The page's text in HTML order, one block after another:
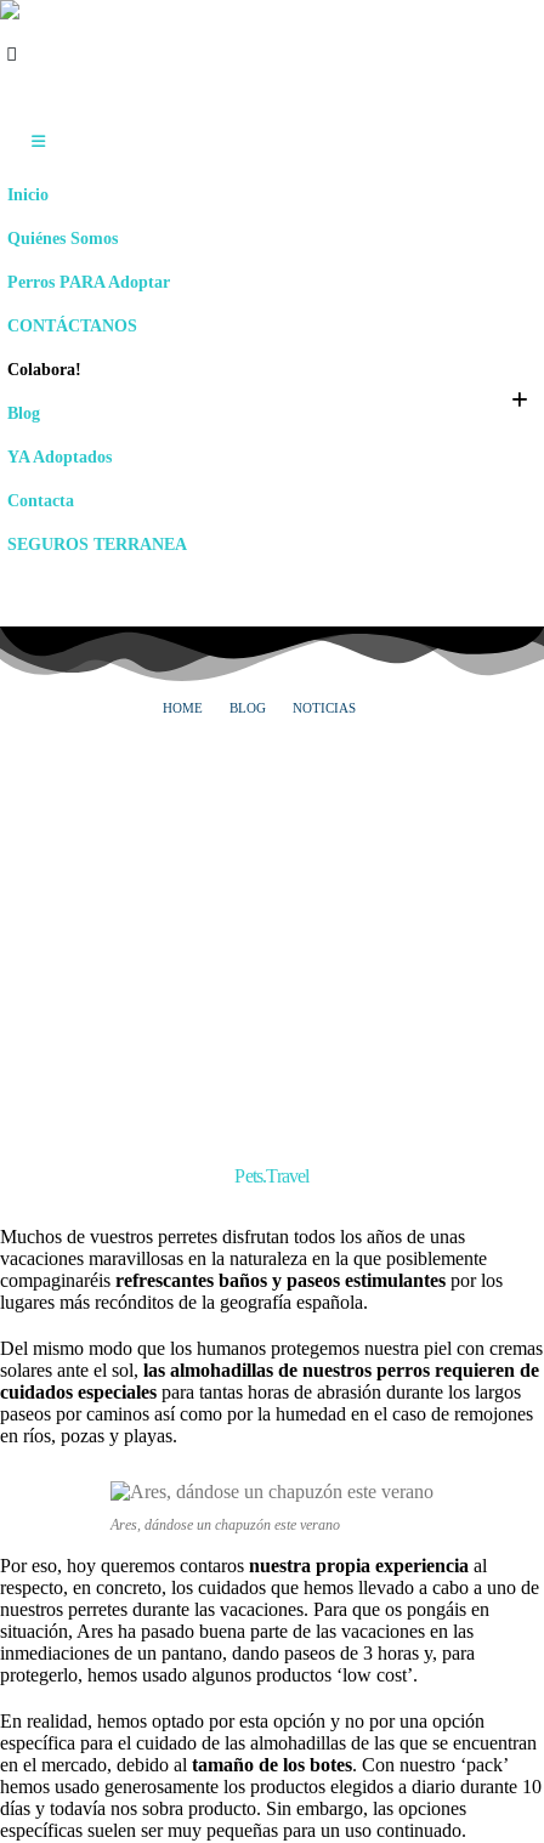
Inicio
Quiénes Somos
Perros PARA Adoptar
CONTÁCTANOS
Colabora!
Blog
YA Adoptados
Contacta
SEGUROS TERRANEA
HOME BLOG
NOTICIAS
Pets.Travel
Muchos de vuestros perretes disfrutan todos los años de unas
vacaciones maravillosas en la naturaleza en la que posiblemente
compaginaréis refrescantes baños y paseos estimulantes por los
lugares más recónditos de la geografía española.
Del mismo modo que los humanos protegemos nuestra piel con cremas
solares ante el sol, las almohadillas de nuestros perros requieren de
cuidados especiales para tantas horas de abrasión durante los largos
paseos por caminos así como por la humedad en el caso de remojones
en ríos, pozas y playas.
Ares, dándose un chapuzón este verano
Por eso, hoy queremos contaros nuestra propia experiencia al
respecto, en concreto, los cuidados que hemos llevado a cabo a uno de
nuestros perretes durante las vacaciones. Para que os pongáis en
situación, Ares ha pasado buena parte de las vacaciones en las
inmediaciones de un pantano, dando paseos de 3 horas y, para
protegerlo, hemos usado algunos productos ‘low cost’.
En realidad, hemos optado por esta opción y no por una opción
específica para el cuidado de las almohadillas de las que se encuentran
en el mercado, debido al tamaño de los botes. Con nuestro ‘pack’
hemos usado generosamente los productos elegidos a diario durante 10
días y todavía nos sobra producto. Sin embargo, las opciones
específicas suelen ser muy pequeñas para un uso continuado.